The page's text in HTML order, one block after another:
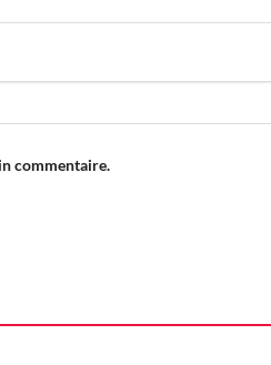
commentaire.